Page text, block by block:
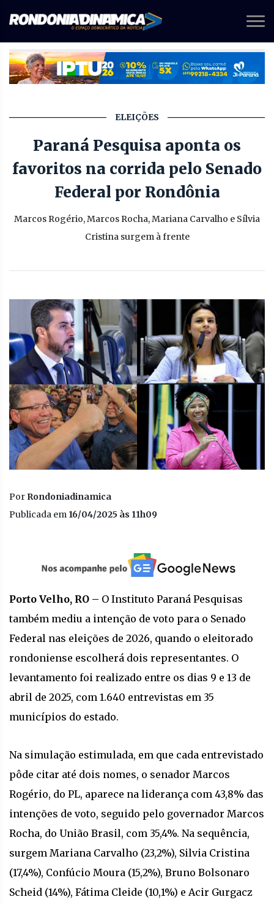
ELEIÇÕES
Paraná Pesquisa aponta os
favoritos na corrida pelo Senado
Federal por Rondônia
Marcos Rogério, Marcos Rocha, Mariana Carvalho e Sílvia
Cristina surgem à frente
Por Rondoniadinamica
Publicada em 16/04/2025 às 11h09
Porto Velho, RO – O Instituto Paraná Pesquisas
também mediu a intenção de voto para o Senado
Federal nas eleições de 2026, quando o eleitorado
rondoniense escolherá dois representantes. O
levantamento foi realizado entre os dias 9 e 13 de
abril de 2025, com 1.640 entrevistas em 35
municípios do estado.
Na simulação estimulada, em que cada entrevistado
pôde citar até dois nomes, o senador Marcos
Rogério, do PL, aparece na liderança com 43,8% das
intenções de voto, seguido pelo governador Marcos
Rocha, do União Brasil, com 35,4%. Na sequência,
surgem Mariana Carvalho (23,2%), Silvia Cristina
(17,4%), Confúcio Moura (15,2%), Bruno Bolsonaro
Scheid (14%), Fátima Cleide (10,1%) e Acir Gurgacz